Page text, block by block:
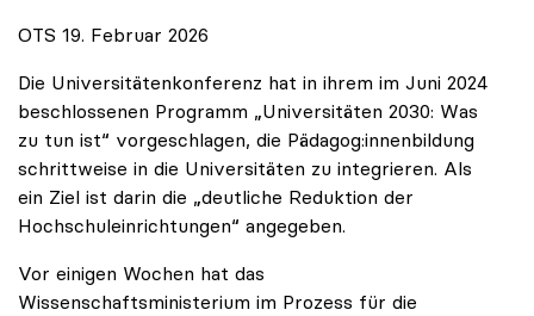
OTS 19. Februar 2026
Die Universitätenkonferenz hat in ihrem im Juni 2024
beschlossenen Programm „Universitäten 2030: Was
zu tun ist“ vorgeschlagen, die Pädagog:innenbildung
schrittweise in die Universitäten zu integrieren. Als
ein Ziel ist darin die „deutliche Reduktion der
Hochschuleinrichtungen“ angegeben.
Vor einigen Wochen hat das
Wissenschaftsministerium im Prozess für die